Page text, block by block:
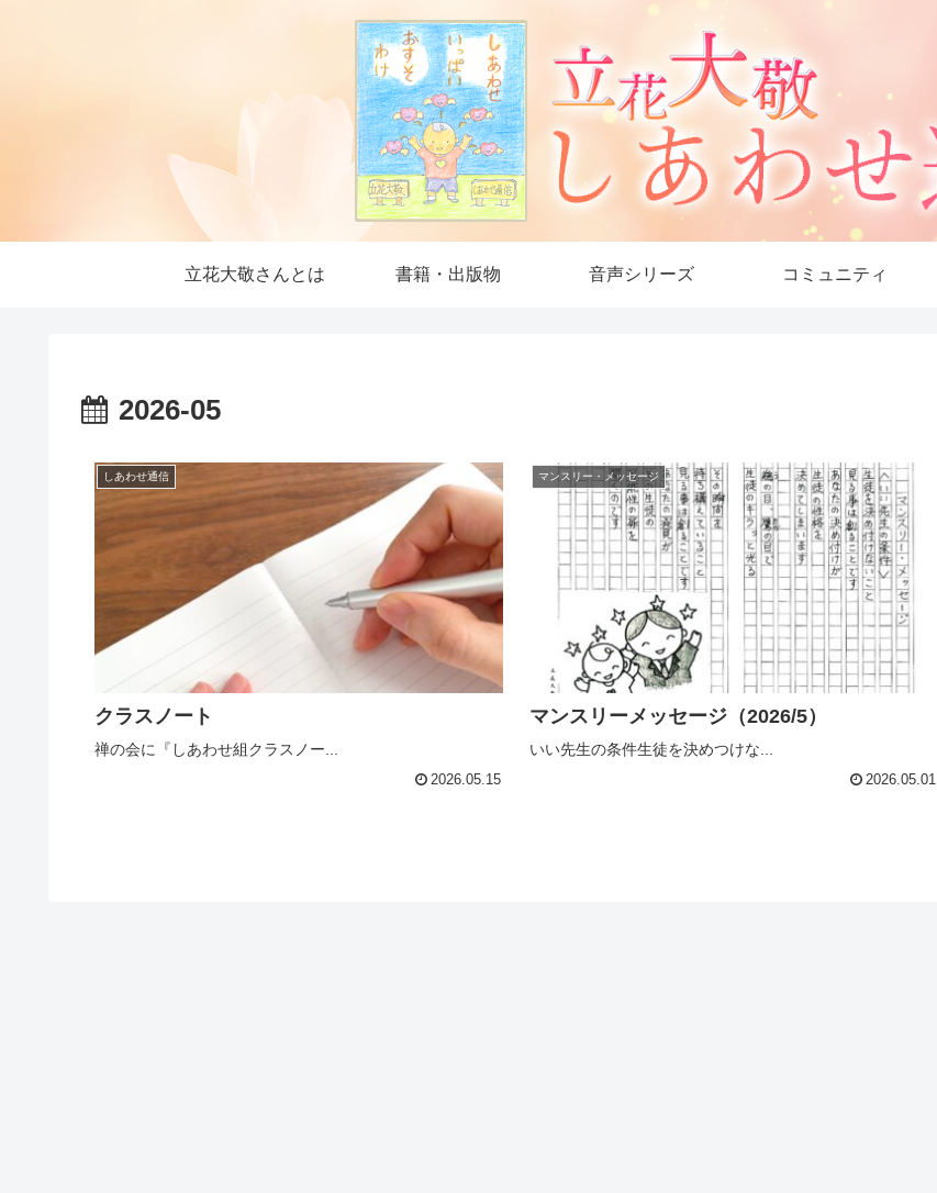
立花大敬さんとは 書籍・出版物 音声シリーズ コミュニティ
2026-05
しあわせ通信
クラスノート
禅の会に『しあわせ組クラスノー...
2026.05.15
マンスリー・メッセージ
マンスリーメッセージ（2026/5）
いい先生の条件生徒を決めつけな...
2026.05.01